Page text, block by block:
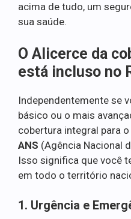
acima de tudo, um
sua saúde.
O Alicerce da
está incluso no
Independentemente se
básico ou o mais
cobertura integral para o
ANS (Agência Nacional
Isso significa que você
em todo o território
1. Urgência e